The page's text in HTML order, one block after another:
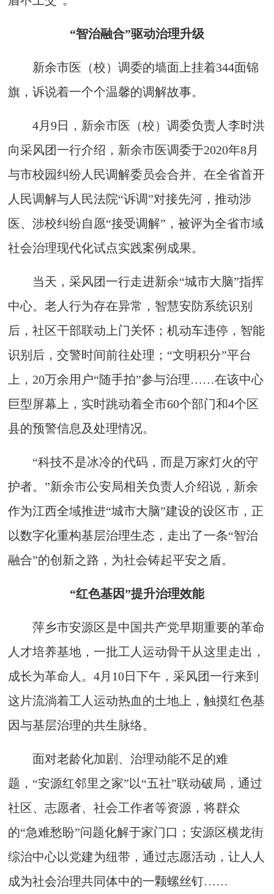
“智治融合”驱动治理升级
新余市医（校）调委的墙面上挂着344面锦
旗，诉说着一个个温馨的调解故事。
4月9日，新余市医（校）调委负责人李时洪
向采风团一行介绍，新余市医调委于2020年8月
与市校园纠纷人民调解委员会合并、在全省首开
人民调解与人民法院“诉调”对接先河，推动涉
医、涉校纠纷自愿“接受调解”，被评为全省市域
社会治理现代化试点实践案例成果。
当天，采风团一行走进新余“城市大脑”指挥
中心。老人行为存在异常，智慧安防系统识别
后，社区干部联动上门关怀；机动车违停，智能
识别后，交警时间前往处理；“文明积分”平台
上，20万余用户“随手拍”参与治理……在该中心
巨型屏幕上，实时跳动着全市60个部门和4个区
县的预警信息及处理情况。
“科技不是冰冷的代码，而是万家灯火的守
护者。”新余市公安局相关负责人介绍说，新余
作为江西全域推进“城市大脑”建设的设区市，正
以数字化重构基层治理生态，走出了一条“智治
融合”的创新之路，为社会铸起平安之盾。
“红色基因”提升治理效能
萍乡市安源区是中国共产党早期重要的革命
人才培养基地，一批工人运动骨干从这里走出，
成长为革命人。4月10日下午，采风团一行来到
这片流淌着工人运动热血的土地上，触摸红色基
因与基层治理的共生脉络。
面对老龄化加剧、治理动能不足的难
题，“安源红邻里之家”以“五社”联动破局，通过
社区、志愿者、社会工作者等资源，将群众
的“急难愁盼”问题化解于家门口；安源区横龙街
综治中心以党建为纽带，通过志愿活动，让人人
成为社会治理共同体中的一颗螺丝钉……